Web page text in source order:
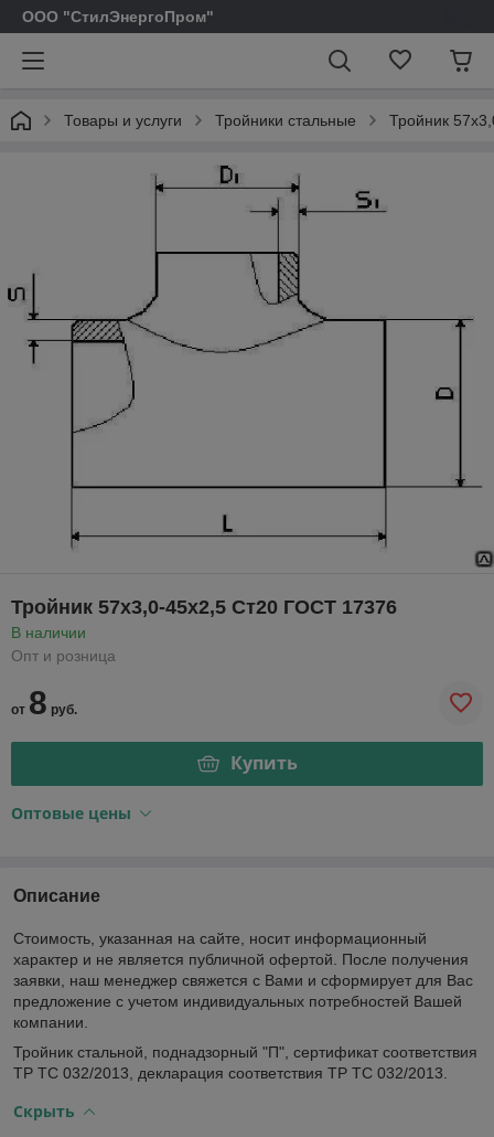
ООО "СтилЭнергоПром"
Товары и услуги Тройники стальные Тройник
Тройник 57х3,0-45х2,5 Ст20 ГОСТ 17376
В наличии
Опт и розница
от 8 руб.
Купить
Оптовые цены
Описание
Стоимость, указанная на сайте, носит информационный
характер и не является публичной офертой. После получения
заявки, наш менеджер свяжется с Вами и сформирует для Вас
предложение с учетом индивидуальных потребностей Вашей
компании.
Тройник стальной, поднадзорный "П", сертификат соответствия
ТР ТС 032/2013, декларация соответствия ТР ТС 032/2013.
Скрыть